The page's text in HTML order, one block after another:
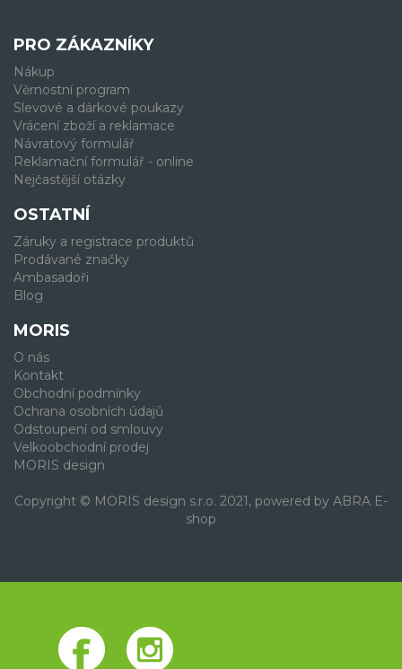
PRO ZÁKAZNÍKY
Nákup
Věrnostní program
Slevové a dárkové poukazy
Vrácení zboží a reklamace
Návratový formulář
Reklamační formulář - online
Nejčastější otázky
OSTATNÍ
Záruky a registrace produktů
Prodávané značky
Ambasadoři
Blog
MORIS
O nás
Kontakt
Obchodní podmínky
Ochrana osobních údajů
Odstoupení od smlouvy
Velkoobchodní prodej
MORIS design
Copyright © MORIS design s.r.o. 2021, powered by ABRA E-
shop